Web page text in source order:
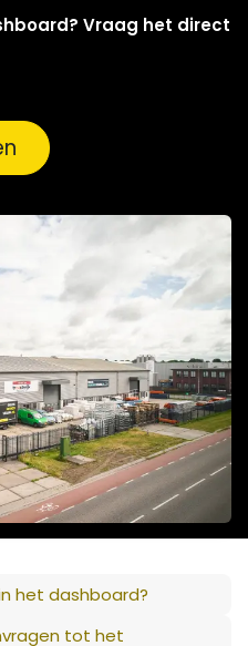
Vraag het direct
het dashboard?
tot het